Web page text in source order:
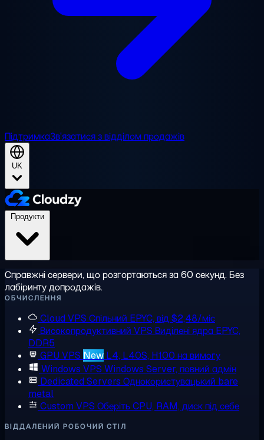
ПідтримкаЗв'язатися з відділом продажів
UK
Справжні сервери, що розгортаються за 60 секунд. Без
лабіринту допродажів.
ОБЧИСЛЕННЯ
Cloud VPS Спільний EPYC, від $2,48/міс
Високопродуктивний VPS Виділені ядра EPYC,
DDR5
GPU VPS New L4, L40S, H100 на вимогу
Windows VPS Windows Server, повний адмін
Dedicated Servers Однокористувацький bare
metal
Custom VPS Оберіть CPU, RAM, диск під себе
ВІДДАЛЕНИЙ РОБОЧИЙ СТІЛ